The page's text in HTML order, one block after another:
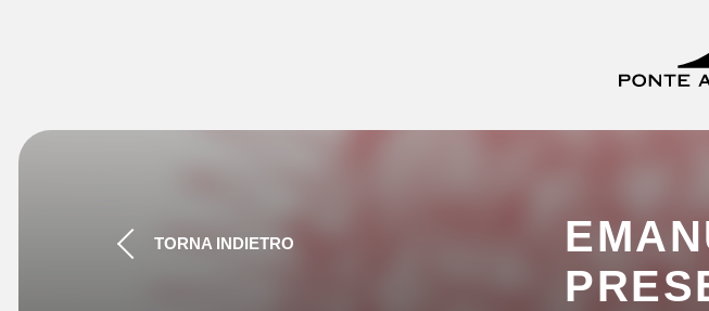
TORNA INDIETRO